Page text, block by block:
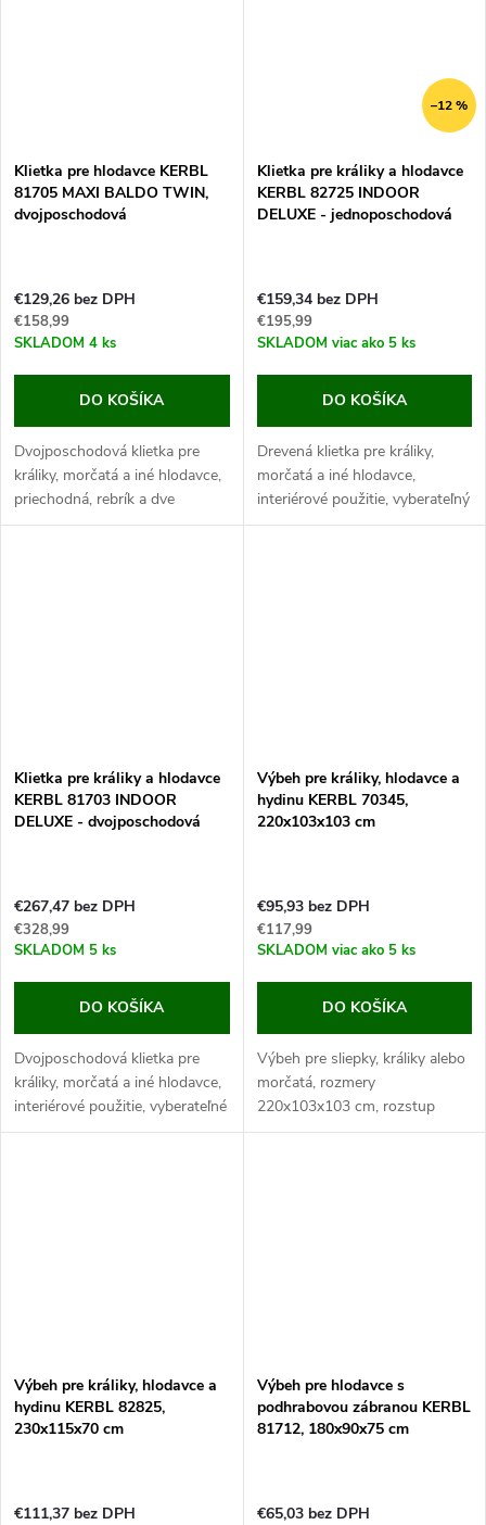
Klietka pre hlodavce KERBL
81705 MAXI BALDO TWIN,
dvojposchodová
€129,26 bez DPH
€158,99
SKLADOM 4 ks
DO KOŠÍKA
Dvojposchodová klietka pre
králiky, morčatá a iné hlodavce,
priechodná, rebrík a dve
kŕmidlá, zasúvací systém,
–12 %
Klietka pre králiky a hlodavce
KERBL 82725 INDOOR
DELUXE - jednoposchodová
€159,34 bez DPH
€195,99
SKLADOM viac ako 5 ks
DO KOŠÍKA
Drevená klietka pre králiky,
morčatá a iné hlodavce,
interiérové použitie, vyberateľný
trusník pre ľahké čistenie, 113 x
Klietka pre králiky a hlodavce
KERBL 81703 INDOOR
DELUXE - dvojposchodová
€267,47 bez DPH
€328,99
SKLADOM 5 ks
DO KOŠÍKA
Dvojposchodová klietka pre
králiky, morčatá a iné hlodavce,
interiérové použitie, vyberateľné
trusníky pre ľahké čistenie, 113
Výbeh pre králiky, hlodavce a
hydinu KERBL 70345,
220x103x103 cm
€95,93 bez DPH
€117,99
SKLADOM viac ako 5 ks
DO KOŠÍKA
Výbeh pre sliepky, králiky alebo
morčatá, rozmery
220x103x103 cm, rozstup
drôtov 3,6 cm, jednoduchá
Výbeh pre králiky, hlodavce a
hydinu KERBL 82825,
230x115x70 cm
€111,37 bez DPH
Výbeh pre hlodavce s
podhrabovou zábranou KERBL
81712, 180x90x75 cm
€65,03 bez DPH